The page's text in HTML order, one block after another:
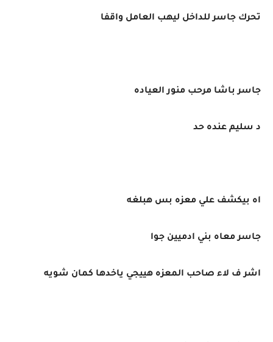
تحرك جاسر للداخل ليهب العامل واقفا
جاسر باشا مرحب منور العياده
د سليم عنده حد
اه بيكشف علي معزه بس هبلغه
جاسر معاه بني ادميين جوا
اشر ف لاء صاحب المعزه هييجي ياخدها كمان شويه